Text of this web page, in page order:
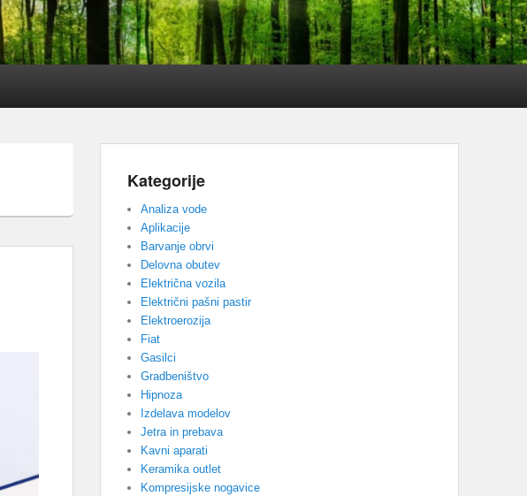
Kategorije
Analiza vode
Aplikacije
Barvanje obrvi
Delovna obutev
Električna vozila
Električni pašni pastir
Elektroerozija
Fiat
Gasilci
Gradbeništvo
Hipnoza
Izdelava modelov
Jetra in prebava
Kavni aparati
Keramika outlet
Kompresijske nogavice